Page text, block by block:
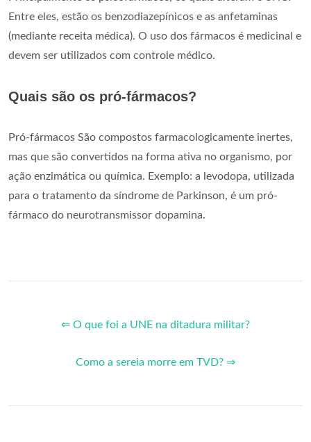
Entre eles, estão os benzodiazepínicos e as anfetaminas
(mediante receita médica). O uso dos fármacos é medicinal e
devem ser utilizados com controle médico.
Quais são os pró-fármacos?
Pró-fármacos São compostos farmacologicamente inertes,
mas que são convertidos na forma ativa no organismo, por
ação enzimática ou química. Exemplo: a levodopa, utilizada
para o tratamento da síndrome de Parkinson, é um pró-
fármaco do neurotransmissor dopamina.
⇐ O que foi a UNE na ditadura militar?
Como a sereia morre em TVD? ⇒